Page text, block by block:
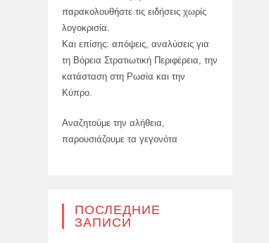
παρακολουθήστε τις ειδήσεις χωρίς
λογοκρισία.
Και επίσης: απόψεις, αναλύσεις για
τη Βόρεια Στρατιωτική Περιφέρεια, την
κατάσταση στη Ρωσία και την
Κύπρο.
Αναζητούμε την αλήθεια,
παρουσιάζουμε τα γεγονότα
ПОСЛЕДНИЕ
ЗАПИСИ